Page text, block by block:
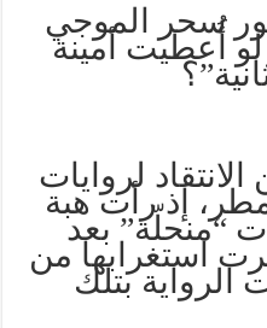
سحر الموجي
لو أُعطيت أمينة
لروايات
إذ رأت هبة
“منحلّة” بعد
وأظهرت استغرابها من
بتلك